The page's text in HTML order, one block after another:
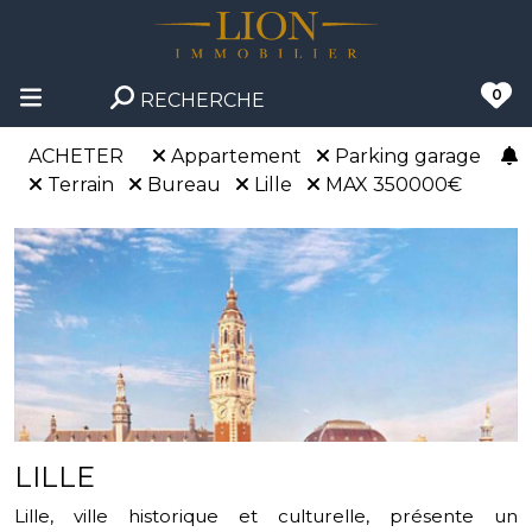
RECHERCHE 0
ACHETER Appartement
Parking garage
Terrain
Bureau Lille MAX 350000€
LILLE
Lille, ville historique et culturelle, présente un